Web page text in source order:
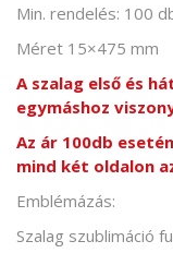
Min. rendelés: 100
Méret 15×475 mm
A szalag első és
egymáshoz
Az ár 100db
mind két oldalon
Emblémázás:
Szalag szublimáció